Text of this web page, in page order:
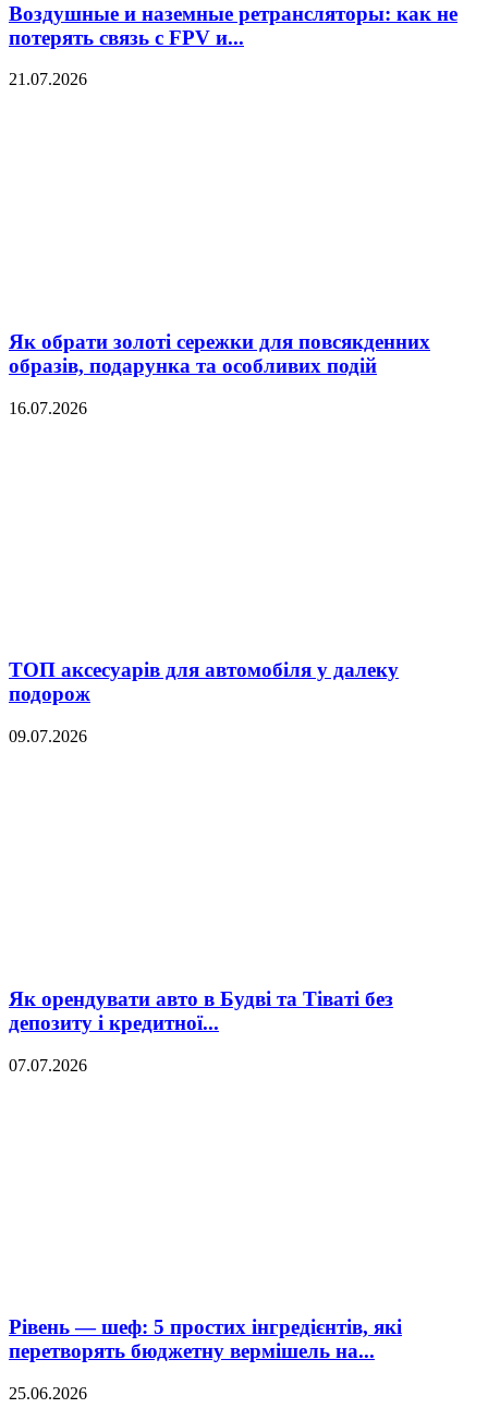
Воздушные и наземные ретрансляторы: как не
потерять связь с FPV и...
21.07.2026
Як обрати золоті сережки для повсякденних
образів, подарунка та особливих подій
16.07.2026
ТОП аксесуарів для автомобіля у далеку
подорож
09.07.2026
Як орендувати авто в Будві та Тіваті без
депозиту і кредитної...
07.07.2026
Рівень — шеф: 5 простих інгредієнтів, які
перетворять бюджетну вермішель на...
25.06.2026